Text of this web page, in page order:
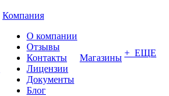
Компания
О компании
Отзывы
Контакты
Лицензии
Документы
Блог
Магазины + ЕЩЕ